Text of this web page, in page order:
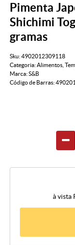
Pimenta
Shichimi
gramas
Sku:4902012309118
Categoria:Alimentos
Marca:S&B
Código de Barras:
à vista